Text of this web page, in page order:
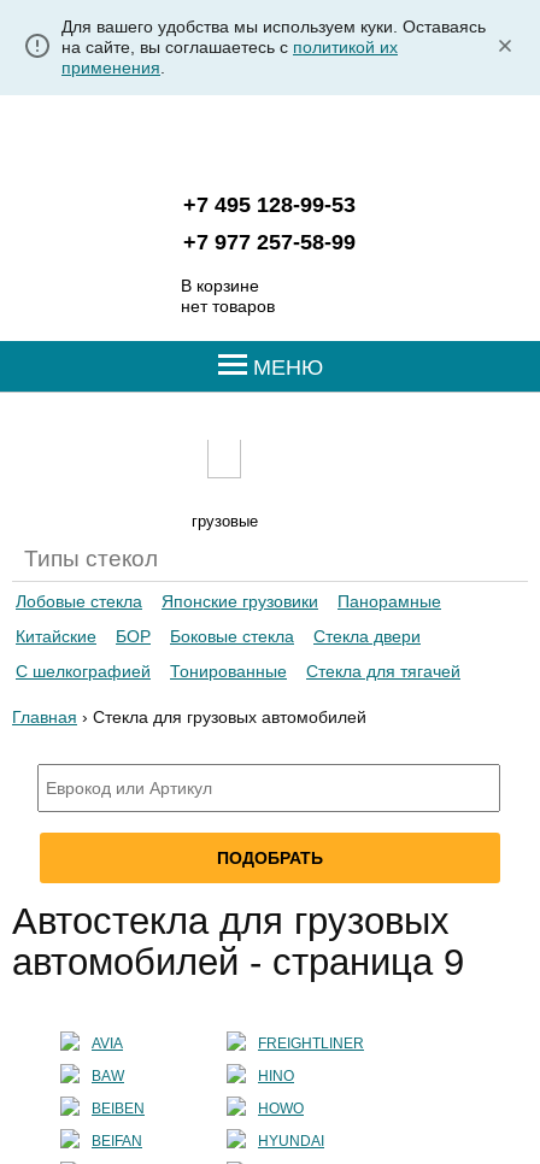
Для вашего удобства мы используем куки. Оставаясь
на сайте, вы соглашаетесь с политикой их
применения
+7 495 128-99-53
+7 977 257-58-99
В корзине
нет товаров
МЕНЮ
грузовые
Типы стекол
Лобовые стекла Японские грузовики
Панорамные
Китайские
БОР Боковые стекла
Стекла двери
С шелкографией
Тонированные Стекла для тягачей
Главная › Стекла для грузовых автомобилей
Автостекла для грузовых
автомобилей - страница 9
AVIA
BAW
BEIBEN
BEIFAN
FREIGHTLINER
HINO
HOWO
HYUNDAI